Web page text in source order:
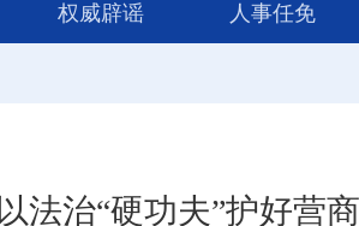
权威辟谣 人事任免
法治“硬功夫”护好营